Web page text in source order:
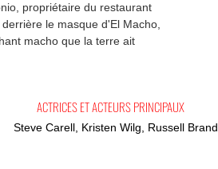
propriétaire du restaurant
le masque d'El Macho,
macho que la terre ait
ACTRICES ET ACTEURS PRINCIPAUX
Steve Carell, Kristen Wilg, Russell Brand